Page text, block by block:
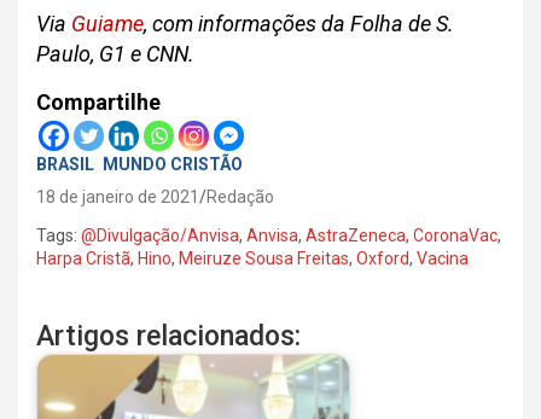
Via Guiame, com informações da Folha de S.
Paulo, G1 e CNN.
Compartilhe
BRASIL
MUNDO CRISTÃO
18 de janeiro de 2021
Redação
Tags: @Divulgação/Anvisa, Anvisa, AstraZeneca, CoronaVac,
Harpa Cristã, Hino, Meiruze Sousa Freitas, Oxford, Vacina
Artigos relacionados: